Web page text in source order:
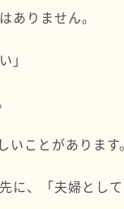
ありません。
」
ことがあります。
に、「夫婦とし